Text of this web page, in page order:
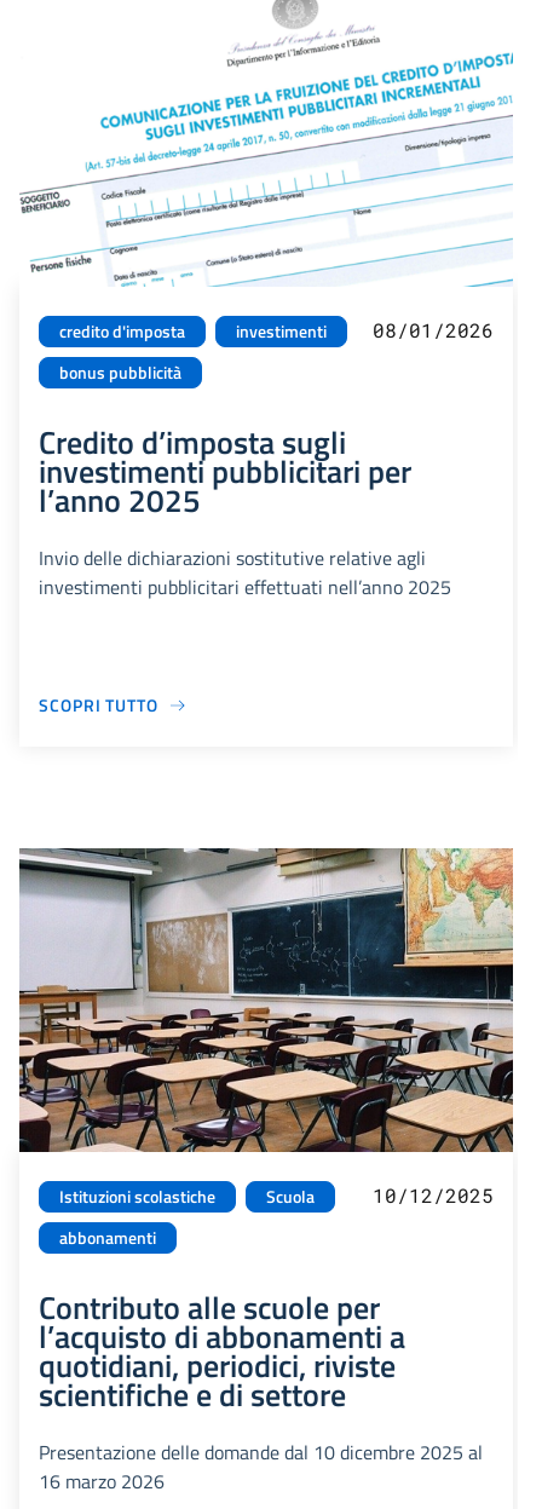
credito d'imposta
investimenti
bonus pubblicità
08/01/2026
Credito d’imposta sugli
investimenti pubblicitari per
l’anno 2025
Invio delle dichiarazioni sostitutive relative agli
investimenti pubblicitari effettuati nell’anno 2025
SCOPRI TUTTO
Istituzioni scolastiche
Scuola
abbonamenti
10/12/2025
Contributo alle scuole per
l’acquisto di abbonamenti a
quotidiani, periodici, riviste
scientifiche e di settore
Presentazione delle domande dal 10 dicembre 2025 al
16 marzo 2026